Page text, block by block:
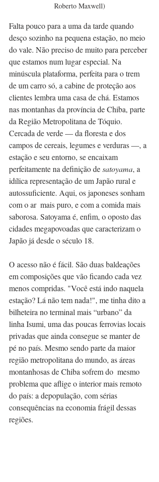
Roberto Maxwell)
Falta pouco para a uma da tarde quando
desço sozinho na pequena estação, no meio
do vale. Não preciso de muito para perceber
que estamos num lugar especial. Na
minúscula plataforma, perfeita para o trem
de um carro só, a cabine de proteção aos
clientes lembra uma casa de chá. Estamos
nas montanhas da província de Chiba, parte
da Região Metropolitana de Tóquio.
Cercada de verde — da floresta e dos
campos de cereais, legumes e verduras —, a
estação e seu entorno, se encaixam
perfeitamente na definição de satoyama, a
idílica representação de um Japão rural e
autossuficiente. Aqui, os japoneses sonham
com o ar  mais puro, e com a comida mais
saborosa. Satoyama é, enfim, o oposto das
cidades megapovoadas que caracterizam o
Japão já desde o século 18.
O acesso não é fácil. São duas baldeações
em composições que vão ficando cada vez
menos compridas. "Você está indo naquela
estação? Lá não tem nada!", me tinha dito a
bilheteira no terminal mais “urbano” da
linha Isumi, uma das poucas ferrovias locais
privadas que ainda consegue se manter de
pé no país. Mesmo sendo parte da maior
região metropolitana do mundo, as áreas
montanhosas de Chiba sofrem do  mesmo
problema que aflige o interior mais remoto
do país: a depopulação, com sérias
consequências na economia frágil dessas
regiões.